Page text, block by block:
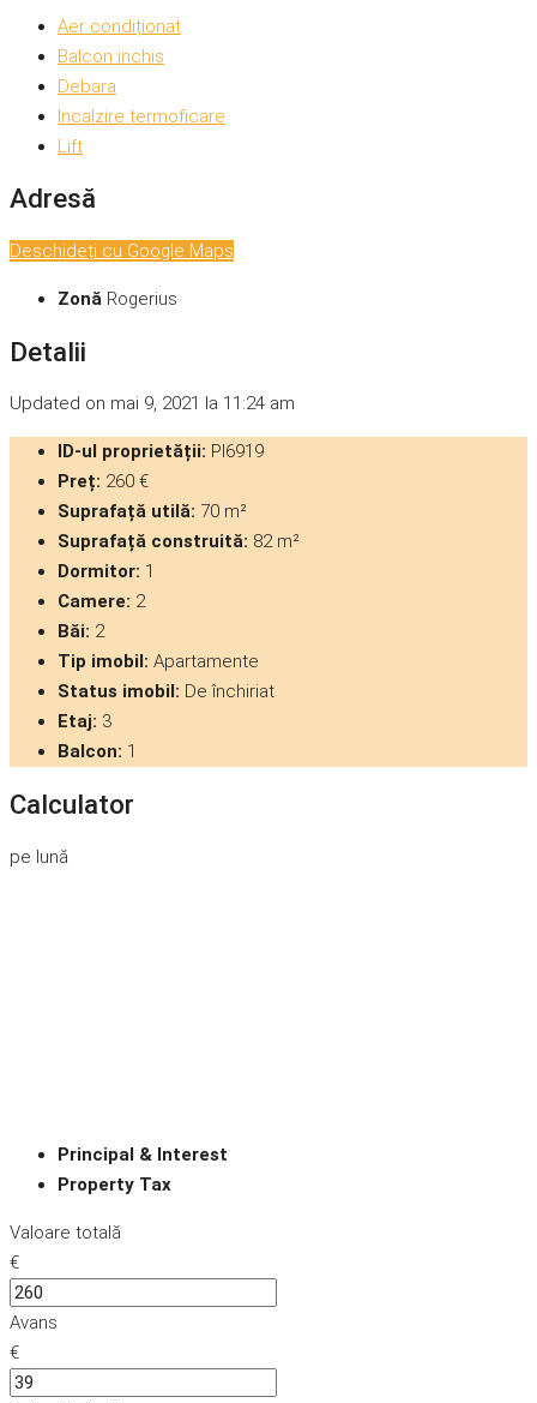
Aer condiționat
Balcon inchis
Debara
Incalzire termoficare
Lift
Adresă
Deschideți cu Google Maps
Zonă Rogerius
Detalii
Updated on mai 9, 2021 la 11:24 am
ID-ul proprietății: PI6919
Preț: 260 €
Suprafață utilă: 70 m²
Suprafață construită: 82 m²
Dormitor: 1
Camere: 2
Băi: 2
Tip imobil: Apartamente
Status imobil: De închiriat
Etaj: 3
Balcon: 1
Calculator
pe lună
Principal & Interest
Property Tax
Valoare totală
€
Avans
€